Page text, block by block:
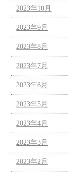
2023年10月
2023年9月
2023年8月
2023年7月
2023年6月
2023年5月
2023年4月
2023年3月
2023年2月